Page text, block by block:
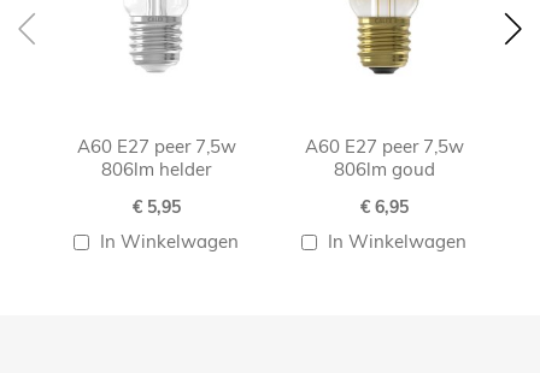
A60 E27 peer 7,5w
806lm helder
€ 5,95
In Winkelwagen
A60 E27 peer 7,5w
806lm goud
€ 6,95
In Winkelwagen